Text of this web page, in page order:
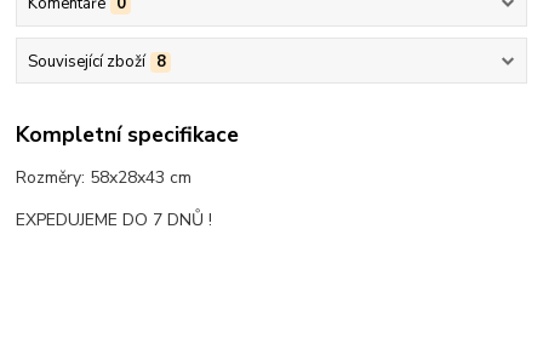
Související zboží 8
Kompletní specifikace
Rozměry: 58x28x43 cm
EXPEDUJEME DO 7 DNŮ !